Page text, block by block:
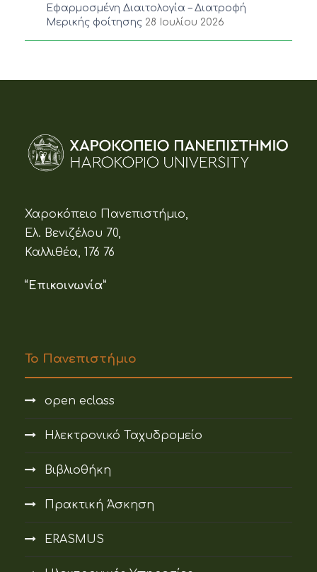
Εφαρμοσμένη Διαιτολογία – Διατροφή
Μερικής φοίτησης 28 Ιουλίου 2026
Χαροκόπειο Πανεπιστήμιο,
Ελ. Βενιζέλου 70,
Καλλιθέα, 176 76
“Επικοινωνία”
Το Πανεπιστήμιο
open eclass
Ηλεκτρονικό Ταχυδρομείο
Βιβλιοθήκη
Πρακτική Άσκηση
ERASMUS